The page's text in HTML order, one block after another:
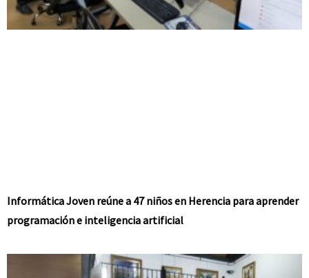
Informática Joven reúne a 47 niños en Herencia para aprender
programación e inteligencia artificial